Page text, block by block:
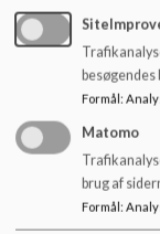
Nydamskolen
Skolevej 21,
88724391
/
Sitemap
besøgendes
Formål:
Matomo
brug af
Formål: